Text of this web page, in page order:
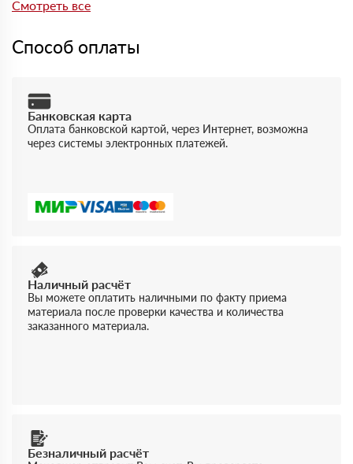
отгрузке можно получить документы, подтверждающие
Смотреть все
Способ оплаты
Банковская карта
Оплата банковской картой, через Интернет, возможна
через системы электронных платежей.
Наличный расчёт
Вы можете оплатить наличными по факту приема
материала после проверки качества и количества
заказанного материала.
Безналичный расчёт